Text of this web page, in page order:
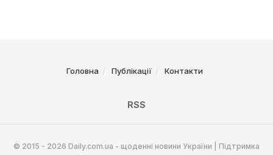
Головна Публікації Контакти
RSS
© 2015 - 2026 Daily.com.ua - щоденні новини України | Підтримка